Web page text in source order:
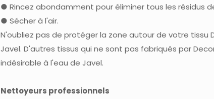
● Rincez abondamment pour éliminer tous les résidus
● Sécher à l'air.
N'oubliez pas de protéger la zone autour de votre tissu
Javel. D'autres tissus qui ne sont pas fabriqués par
indésirable à l'eau de Javel.
Nettoyeurs professionnels